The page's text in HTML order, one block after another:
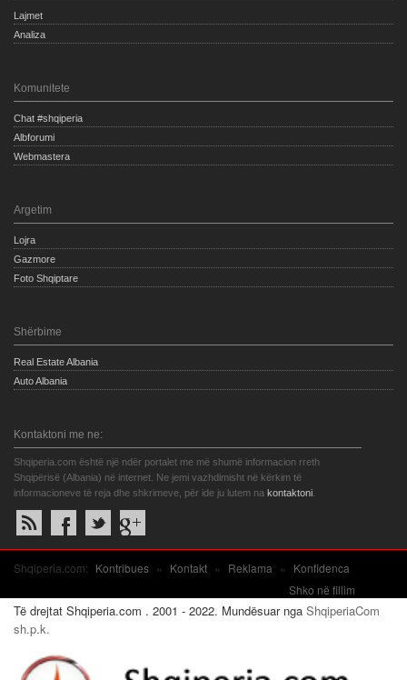
Lajmet
Analiza
Komunitete
Chat #shqiperia
Albforumi
Webmastera
Argetim
Lojra
Gazmore
Foto Shqiptare
Shërbime
Real Estate Albania
Auto Albania
Kontaktoni me ne:
Shqiperia.com është një ndër portalet me më shumë informacion rreth
Shqipërisë (Albania) në internet. Ne jemi vazhdimisht në kërkim të
informacioneve të reja dhe shkrimeve, për ide ju lutem na kontaktoni
Shqiperia.com: Kontribues » Kontakt » Reklama »
Konfidenca
Shko në fillim
Të drejtat Shqiperia.com . 2001 - 2022. Mundësuar nga ShqiperiaCom
sh.p.k.